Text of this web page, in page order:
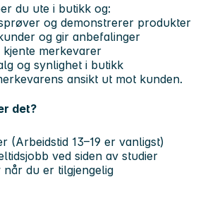
du ute i butikk og:
og demonstrerer produkter
og gir anbefalinger
kjente merkevarer
og synlighet i butikk
ansikt ut mot kunden.
det?
(Arbeidstid 13–19 er vanligst)
ved siden av studier
du er tilgjengelig